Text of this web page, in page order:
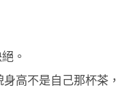
。
高不是自己那杯茶